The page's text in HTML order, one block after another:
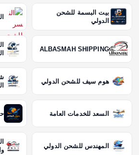
بيت البسمة للشحن
الدولي
ALBASMAH SHIPPING
هوم سيف للشحن الدولي
السعد للخدمات العامة
المهندس للشحن الدولي